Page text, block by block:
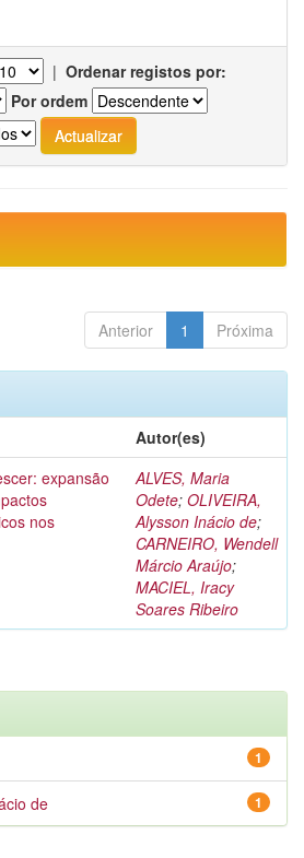
| Ordenar registos por:
Por ordem
Anterior 1 Próxima
Autor(es)
expansão
nos
ALVES, Maria
Odete; OLIVEIRA,
Alysson Inácio de;
CARNEIRO, Wendell
Márcio Araújo;
MACIEL, Iracy
Soares Ribeiro
1
1
de